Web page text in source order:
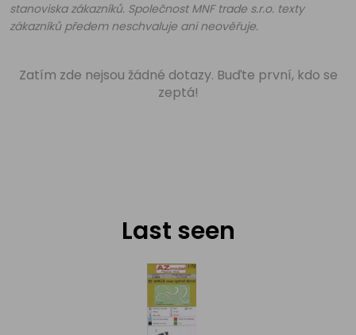
stanoviska zákazníků. Společnost MNF trade s.r.o. texty
zákazníků předem neschvaluje ani neověřuje.
Zatím zde nejsou žádné dotazy. Buďte první, kdo se
zeptá!
Last seen